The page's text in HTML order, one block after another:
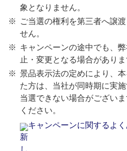
象となりません。
ご当選の権利を第三者へ譲
せん。
キャンペーンの途中でも、
止・変更となる場合がありま
景品表示法の定めにより、
た方は、当社が同時期に実
当選できない場合がござい
ください。
キャンペーンに関するよ